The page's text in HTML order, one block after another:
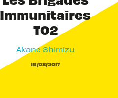
Immunitaires
T02
Akane Shimizu
16/08/2017